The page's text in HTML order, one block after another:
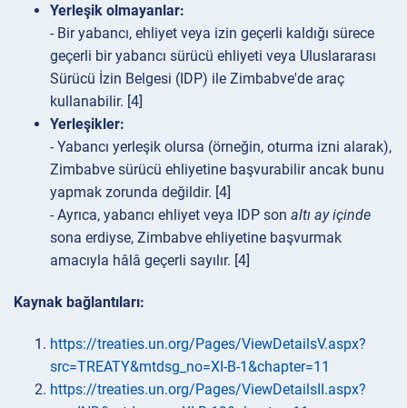
Yerleşik olmayanlar:
- Bir yabancı, ehliyet veya izin geçerli kaldığı sürece
geçerli bir yabancı sürücü ehliyeti veya Uluslararası
Sürücü İzin Belgesi (IDP) ile Zimbabve'de araç
kullanabilir. [4]
Yerleşikler:
- Yabancı yerleşik olursa (örneğin, oturma izni alarak),
Zimbabve sürücü ehliyetine başvurabilir ancak bunu
yapmak zorunda değildir. [4]
- Ayrıca, yabancı ehliyet veya IDP son altı ay içinde
sona erdiyse, Zimbabve ehliyetine başvurmak
amacıyla hâlâ geçerli sayılır. [4]
Kaynak bağlantıları:
https://treaties.un.org/Pages/ViewDetailsV.aspx?
src=TREATY&mtdsg_no=XI-B-1&chapter=11
https://treaties.un.org/Pages/ViewDetailsII.aspx?